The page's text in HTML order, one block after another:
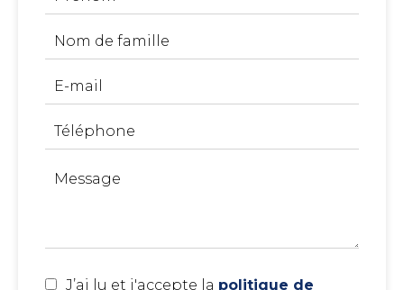
J’ai lu et j'accepte la politique de